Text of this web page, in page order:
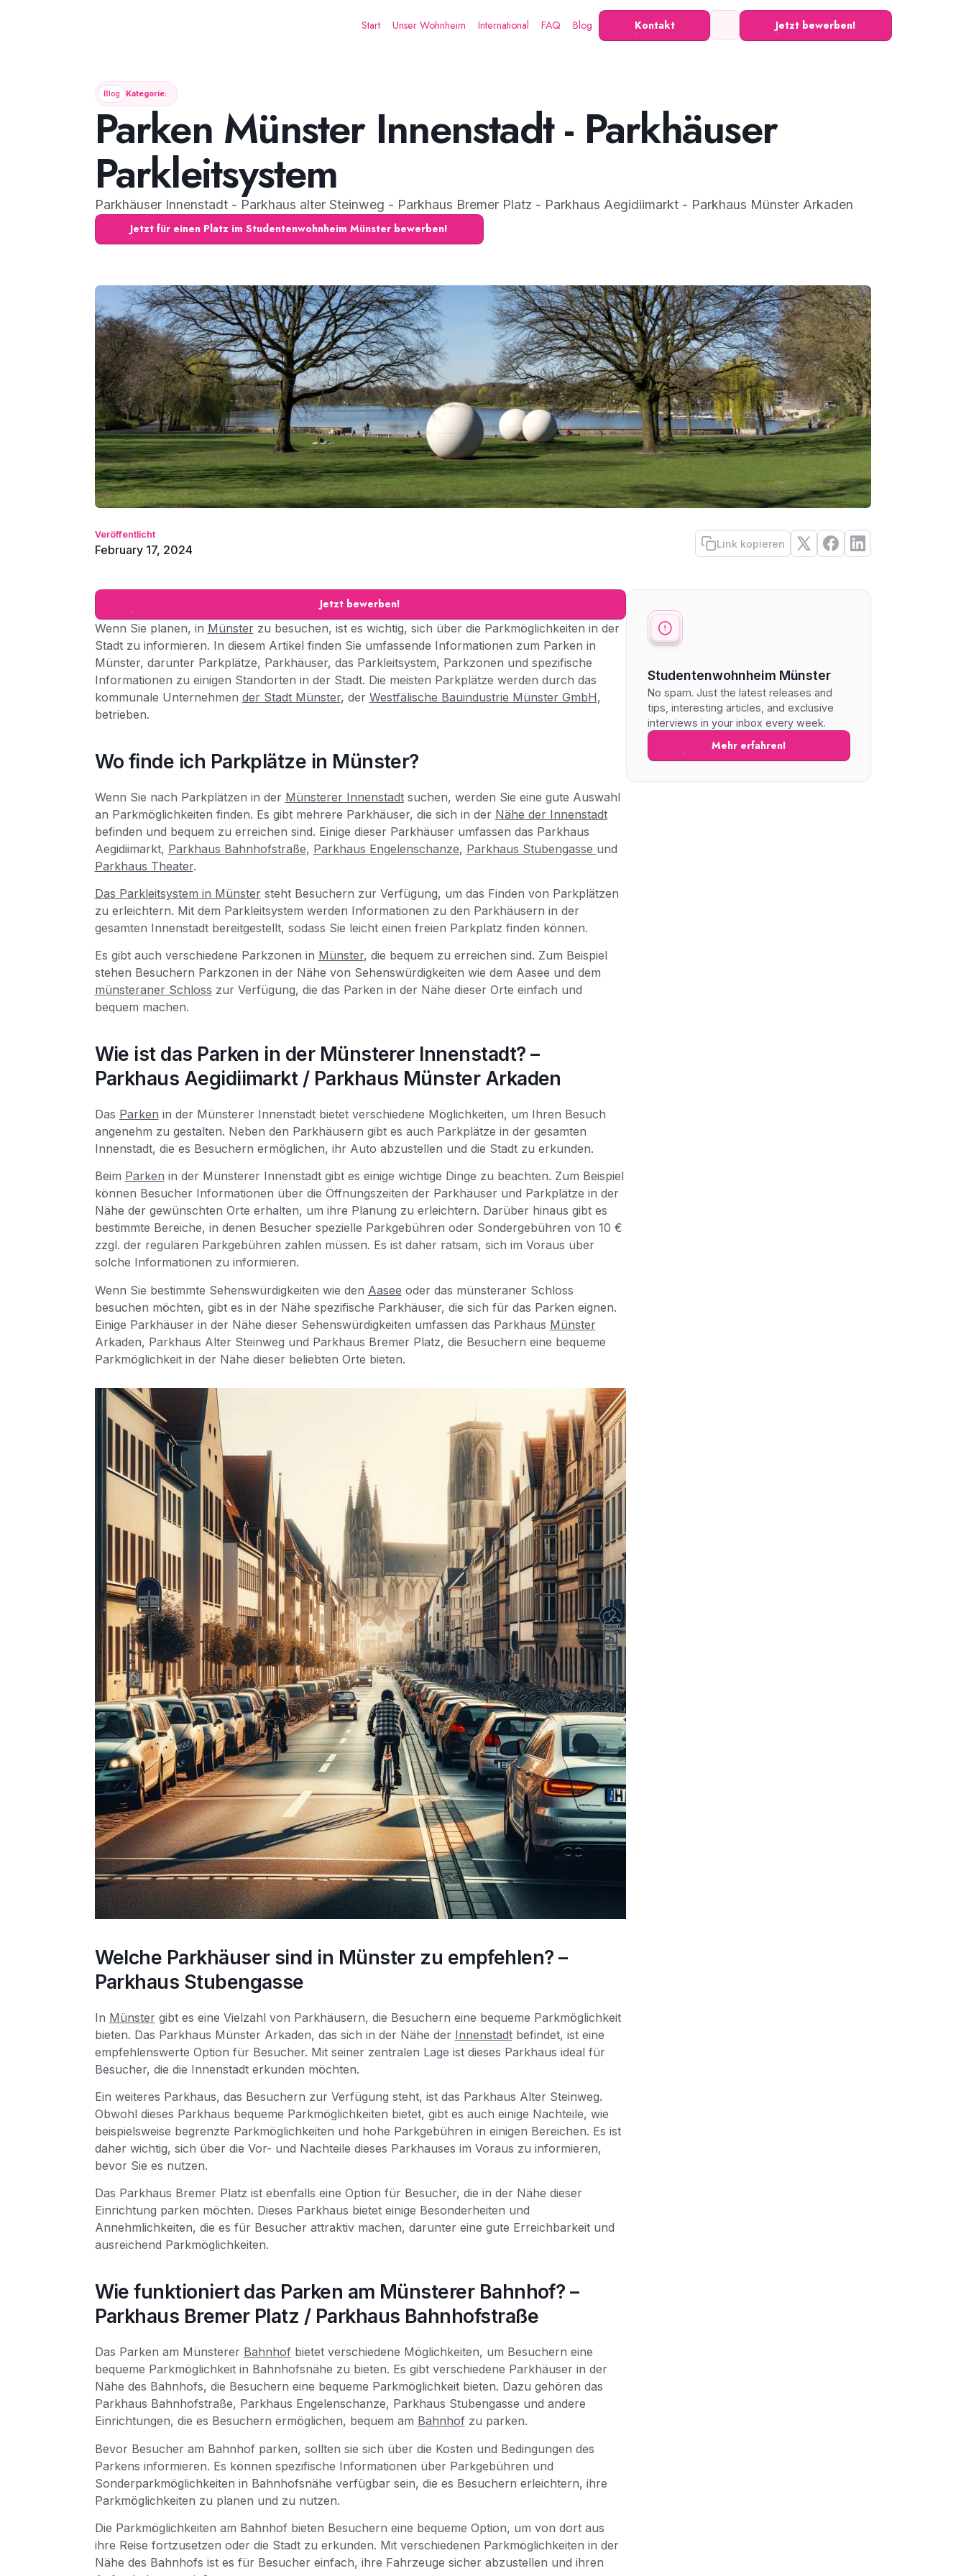
Start Unser Wohnheim International FAQ Blog Kontakt Jetzt bewerben!
Blog Kategorie:
Parken Münster Innenstadt - Parkhäuser
Parkleitsystem
Parkhäuser Innenstadt - Parkhaus alter Steinweg - Parkhaus Bremer Platz - Parkhaus Aegidiimarkt - Parkhaus Münster Arkaden
Jetzt für einen Platz im Studentenwohnheim Münster bewerben!
Veröffentlicht
February 17, 2024 Link kopieren
Jetzt bewerben!
Wenn Sie planen, in Münsterzu besuchen, ist es wichtig, sich über die Parkmöglichkeiten in der
Stadt zu informieren. In diesem Artikel finden Sie umfassende Informationen zum Parken in
Münster, darunter Parkplätze, Parkhäuser, das Parkleitsystem, Parkzonen und spezifische
Informationen zu einigen Standorten in der Stadt. Die meisten Parkplätze werden durch das
kommunale Unternehmen der Stadt Münster, der Westfälische Bauindustrie Münster GmbH,
betrieben.
Wo finde ich Parkplätze in Münster?
Wenn Sie nach Parkplätzen in der Münsterer Innenstadtsuchen, werden Sie eine gute Auswahl
an Parkmöglichkeiten finden. Es gibt mehrere Parkhäuser, die sich in der Nähe der Innenstadt
befinden und bequem zu erreichen sind. Einige dieser Parkhäuser umfassen das Parkhaus
Aegidiimarkt, Parkhaus Bahnhofstraße, Parkhaus Engelenschanze, Parkhaus Stubengasse und
Parkhaus Theater.
Das Parkleitsystem in Münstersteht Besuchern zur Verfügung, um das Finden von Parkplätzen
zu erleichtern. Mit dem Parkleitsystem werden Informationen zu den Parkhäusern in der
gesamten Innenstadt bereitgestellt, sodass Sie leicht einen freien Parkplatz finden können.
Es gibt auch verschiedene Parkzonen in Münster, die bequem zu erreichen sind. Zum Beispiel
stehen Besuchern Parkzonen in der Nähe von Sehenswürdigkeiten wie dem Aasee und dem
münsteraner Schloss zur Verfügung, die das Parken in der Nähe dieser Orte einfach und
bequem machen.
Wie ist das Parken in der Münsterer Innenstadt? –
Parkhaus Aegidiimarkt / Parkhaus Münster Arkaden
Das Parken in der Münsterer Innenstadt bietet verschiedene Möglichkeiten, um Ihren Besuch
angenehm zu gestalten. Neben den Parkhäusern gibt es auch Parkplätze in der gesamten
Innenstadt, die es Besuchern ermöglichen, ihr Auto abzustellen und die Stadt zu erkunden.
Beim Parken in der Münsterer Innenstadt gibt es einige wichtige Dinge zu beachten. Zum Beispiel
können Besucher Informationen über die Öffnungszeiten der Parkhäuser und Parkplätze in der
Nähe der gewünschten Orte erhalten, um ihre Planung zu erleichtern. Darüber hinaus gibt es
bestimmte Bereiche, in denen Besucher spezielle Parkgebühren oder Sondergebühren von 10 €
zzgl. der regulären Parkgebühren zahlen müssen. Es ist daher ratsam, sich im Voraus über
solche Informationen zu informieren.
Wenn Sie bestimmte Sehenswürdigkeiten wie den Aasee oder das münsteraner Schloss
besuchen möchten, gibt es in der Nähe spezifische Parkhäuser, die sich für das Parken eignen.
Einige Parkhäuser in der Nähe dieser Sehenswürdigkeiten umfassen das Parkhaus Münster
Arkaden, Parkhaus Alter Steinweg und Parkhaus Bremer Platz, die Besuchern eine bequeme
Parkmöglichkeit in der Nähe dieser beliebten Orte bieten.
Welche Parkhäuser sind in Münster zu empfehlen? –
Parkhaus Stubengasse
In Münstergibt es eine Vielzahl von Parkhäusern, die Besuchern eine bequeme Parkmöglichkeit
bieten. Das Parkhaus Münster Arkaden, das sich in der Nähe der Innenstadtbefindet, ist eine
empfehlenswerte Option für Besucher. Mit seiner zentralen Lage ist dieses Parkhaus ideal für
Besucher, die die Innenstadt erkunden möchten.
Ein weiteres Parkhaus, das Besuchern zur Verfügung steht, ist das Parkhaus Alter Steinweg.
Obwohl dieses Parkhaus bequeme Parkmöglichkeiten bietet, gibt es auch einige Nachteile, wie
beispielsweise begrenzte Parkmöglichkeiten und hohe Parkgebühren in einigen Bereichen. Es ist
daher wichtig, sich über die Vor- und Nachteile dieses Parkhauses im Voraus zu informieren,
bevor Sie es nutzen.
Das Parkhaus Bremer Platz ist ebenfalls eine Option für Besucher, die in der Nähe dieser
Einrichtung parken möchten. Dieses Parkhaus bietet einige Besonderheiten und
Annehmlichkeiten, die es für Besucher attraktiv machen, darunter eine gute Erreichbarkeit und
ausreichend Parkmöglichkeiten.
Wie funktioniert das Parken am Münsterer Bahnhof? –
Parkhaus Bremer Platz / Parkhaus Bahnhofstraße
Das Parken am Münsterer Bahnhofbietet verschiedene Möglichkeiten, um Besuchern eine
bequeme Parkmöglichkeit in Bahnhofsnähe zu bieten. Es gibt verschiedene Parkhäuser in der
Nähe des Bahnhofs, die Besuchern eine bequeme Parkmöglichkeit bieten. Dazu gehören das
Parkhaus Bahnhofstraße, Parkhaus Engelenschanze, Parkhaus Stubengasse und andere
Einrichtungen, die es Besuchern ermöglichen, bequem am Bahnhofzu parken.
Bevor Besucher am Bahnhof parken, sollten sie sich über die Kosten und Bedingungen des
Parkens informieren. Es können spezifische Informationen über Parkgebühren und
Sonderparkmöglichkeiten in Bahnhofsnähe verfügbar sein, die es Besuchern erleichtern, ihre
Parkmöglichkeiten zu planen und zu nutzen.
Die Parkmöglichkeiten am Bahnhof bieten Besuchern eine bequeme Option, um von dort aus
ihre Reise fortzusetzen oder die Stadt zu erkunden. Mit verschiedenen Parkmöglichkeiten in der
Nähe des Bahnhofs ist es für Besucher einfach, ihre Fahrzeuge sicher abzustellen und ihren
Studentenwohnheim Münster
No spam. Just the latest releases and
tips, interesting articles, and exclusive
interviews in your inbox every week.
Mehr erfahren!